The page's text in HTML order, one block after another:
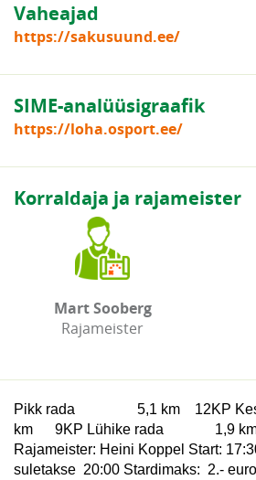
Vaheajad
https://sakusuund.ee/
SIME-analüüsigraafik
https://loha.osport.ee/
Korraldaja ja rajameister
Mart Sooberg
Rajameister
Pikk rada 5,1 km 12KP
km 9KP Lühike rada 1,9
Rajameister: Heini Koppel Start:
suletakse 20:00 Stardimaks: 2.-